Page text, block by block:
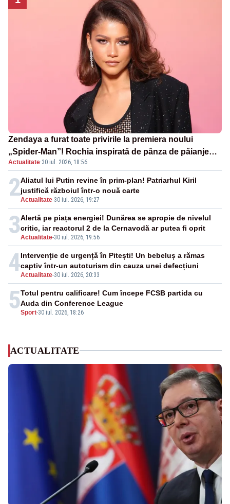
Zendaya a furat toate privirile la premiera noului
„Spider-Man”! Rochia inspirată de pânza de păianjen a
făcut senzație
Actualitate·30 iul. 2026, 18:56
2Actualitate-30 iul. 2026, 19:27
Aliatul lui Putin revine în prim-plan! Patriarhul Kiril
justifică războiul într-o nouă carte
3Actualitate-30 iul. 2026, 19:56
Alertă pe piața energiei! Dunărea se apropie de nivelul
critic, iar reactorul 2 de la Cernavodă ar putea fi oprit
4Actualitate-30 iul. 2026, 20:33
Intervenție de urgență în Pitești! Un bebeluș a rămas
captiv într-un autoturism din cauza unei defecțiuni
5Sport-30 iul. 2026, 18:26
Totul pentru calificare! Cum începe FCSB partida cu
Auda din Conference League
ACTUALITATE